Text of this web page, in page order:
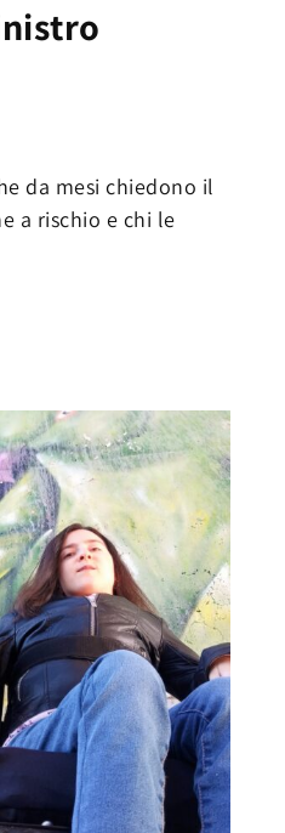
da mesi chiedono il
a rischio e chi le